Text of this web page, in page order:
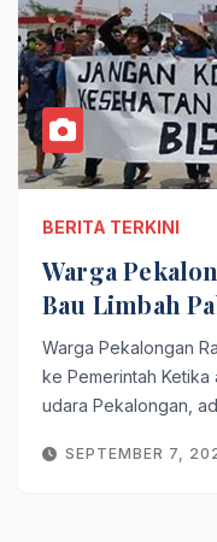
BERITA TERKINI
Warga
Bau Limbah
Warga Pekalongan
ke Pemerintah
udara Pekalongan,
SEPTEMBER 7,